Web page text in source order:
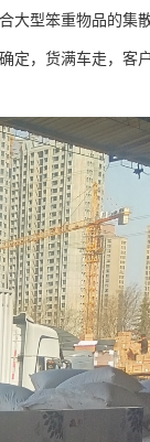
大型笨重物品的集
定，货满车走，客